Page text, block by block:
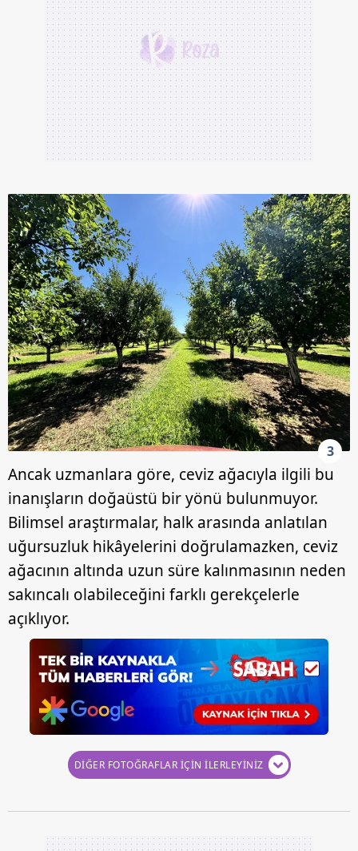
Sizlere daha iyi bir hizmet sunabilmek için İnternet
Sitemizde kendimize ve üçüncü kişilere ait çerezler
kullanılmaktadır. Bu çerezler vasıtasıyla çeşitli kişisel
verileriniz işlenmekte olup gerekli olan çerezler bilgi
toplumu hizmetlerinin sunulması amacıyla
kullanılmaktadır. Diğer çerezler, sitemizin daha işlevsel
kılınması ve kişiselleştirilmesi ve sizlere yönelik
reklam/pazarlama faaliyetlerinin yapılması, amaçlarıyla
sınırlı olarak açık rızanız dahilinde kullanılacaktır.
Çerezlere ilişkin tercihlerinizi aşağıda yer alan panel
vasıtasıyla belirleyebilirsiniz. Çerezlere ilişkin detaylı bilgi
için Ayarlar butonuna tıklayabilir,
Çerez Bilgilendirme
Metnimiziziyaret edebilirsiniz.
6698 sayılı Kişisel Verilerin Korunması Kanunu uyarınca
hazırlanmış Aydınlatma Metnimizi okumak ve sitemizde
ilgili mevzuata uygun olarak kullanılan çerezlerle ilgili bilgi
almak için lütfentıklayınız.
3
Ancak uzmanlara göre, ceviz ağacıyla ilgili bu
inanışların doğaüstü bir yönü bulunmuyor.
Bilimsel araştırmalar, halk arasında anlatılan
uğursuzluk hikâyelerini doğrulamazken, ceviz
ağacının altında uzun süre kalınmasının neden
sakıncalı olabileceğini farklı gerekçelerle
açıklıyor.
DİĞER FOTOĞRAFLAR İÇİN İLERLEYİNİZ